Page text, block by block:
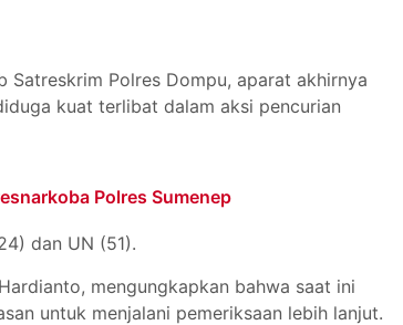
Satreskrim Polres Dompu, aparat akhirnya
kuat terlibat dalam aksi pencurian
Polres Sumenep
dan UN (51).
mengungkapkan bahwa saat ini
untuk menjalani pemeriksaan lebih lanjut.